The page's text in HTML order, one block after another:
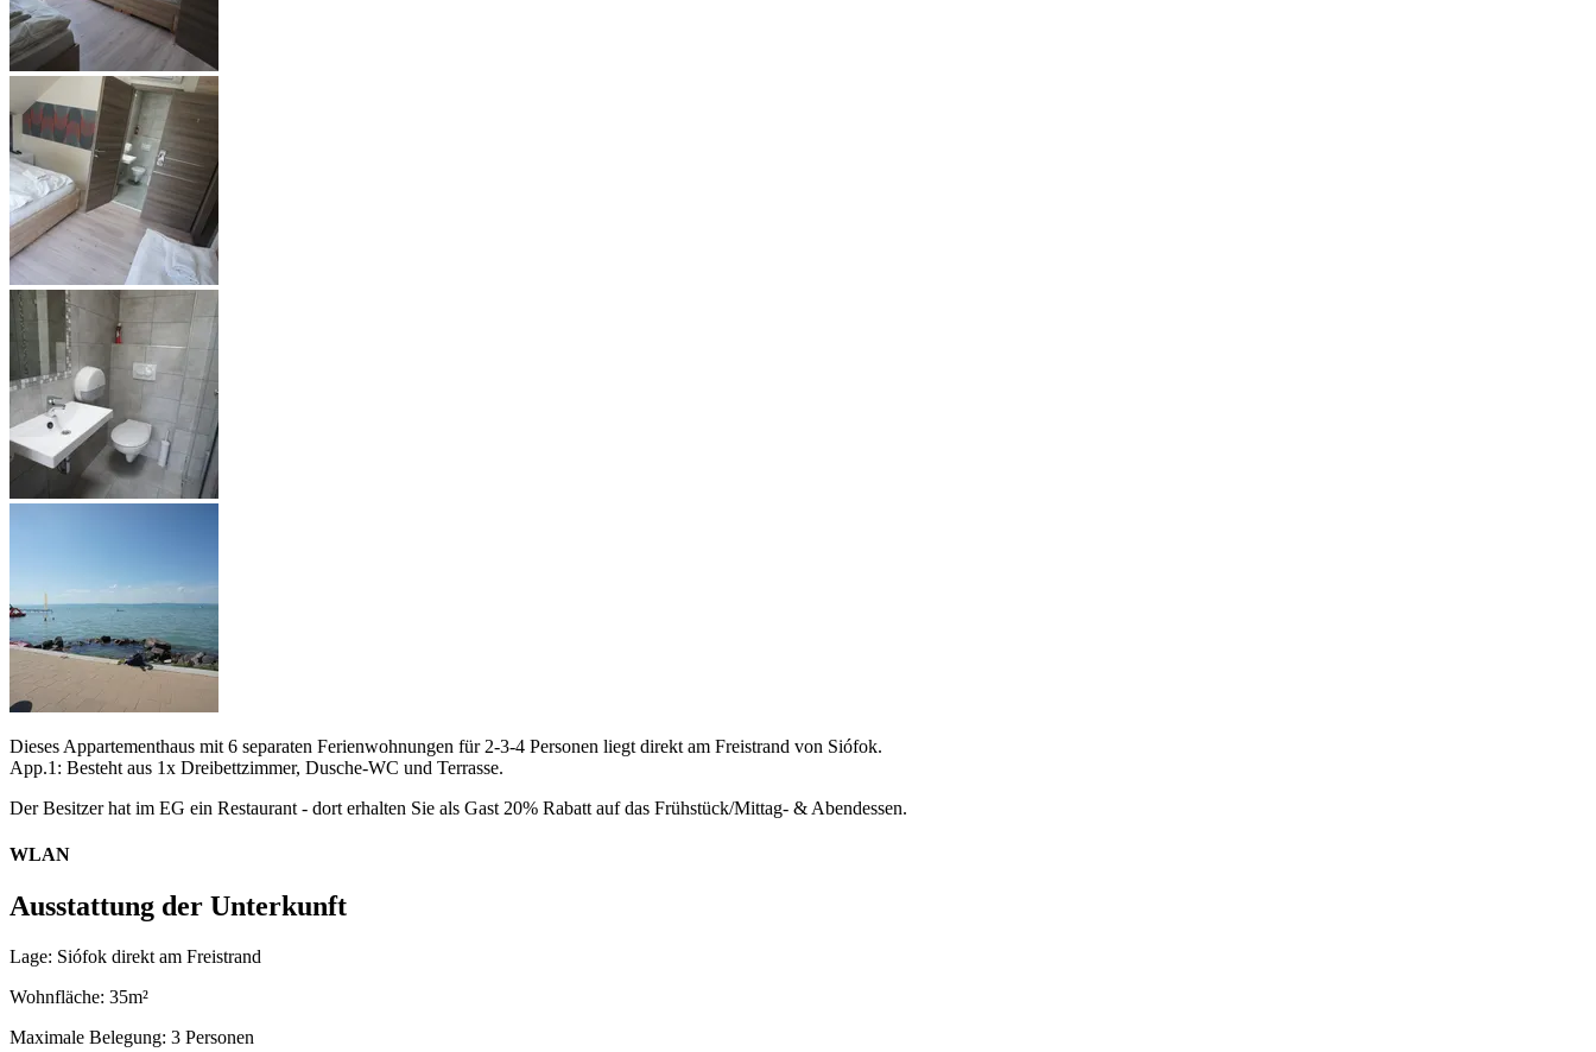
Dieses Appartementhaus mit 6 separaten Ferienwohnungen für 2-3-4 Personen liegt direkt am Freistrand von Siófok.
App.1: Besteht aus 1x Dreibettzimmer, Dusche-WC und Terrasse.
Der Besitzer hat im EG ein Restaurant - dort erhalten Sie als Gast 20% Rabatt auf das Frühstück/Mittag- & Abendessen.
WLAN
Ausstattung der Unterkunft
Lage: Siófok direkt am Freistrand
Wohnfläche: 35m²
Maximale Belegung: 3 Personen